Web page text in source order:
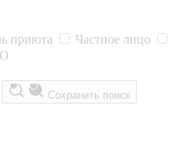
приюта
Частное лицо
Сохранить поиск